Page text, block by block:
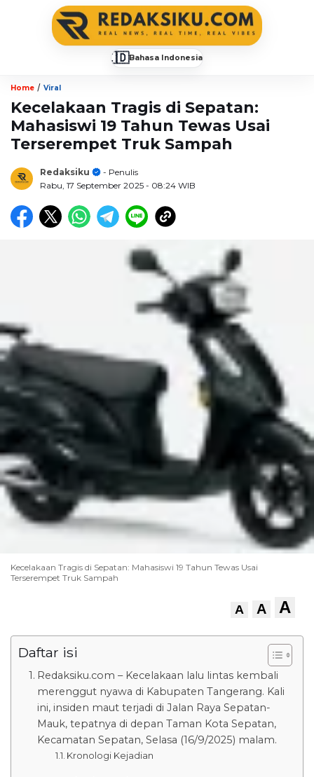
🇮🇩Bahasa Indonesia
Home / Viral
Kecelakaan Tragis di Sepatan:
Mahasiswi 19 Tahun Tewas Usai
Terserempet Truk Sampah
Redaksiku
- Penulis
Rabu, 17 September 2025 - 08:24 WIB
Kecelakaan Tragis di Sepatan: Mahasiswi 19 Tahun Tewas Usai
Terserempet Truk Sampah
A A A
Daftar isi
Redaksiku.com – Kecelakaan lalu lintas kembali
merenggut nyawa di Kabupaten Tangerang. Kali
ini, insiden maut terjadi di Jalan Raya Sepatan-
Mauk, tepatnya di depan Taman Kota Sepatan,
Kecamatan Sepatan, Selasa (16/9/2025) malam.
Kronologi Kejadian